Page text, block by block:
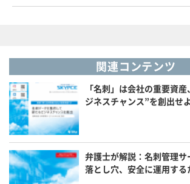
関連コンテンツ
「名刺」は会社の重要資
ジネスチャンス”を創出せよ
弁護士が解説：名刺管理
落とし穴、安全に運用する